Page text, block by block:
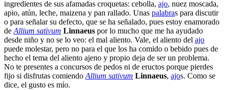
ingredientes de sus afamadas croquetas: cebolla, ajo, nuez moscada,
apio, atún, leche, maizena y pan rallado. Unas palabras para discutir
o para señalar su defecto, que se ha señalado, pues estoy enamorado
de Allium sativum Linnaeus por lo mucho que me ha ayudado
desde niño y no se lo veo: el mal aliento. Vale, el aliento del ajo
puede molestar, pero no para el que los ha comido o bebido pues de
hecho el tema del aliento ajeno y propio deja de ser un problema.
No te presentes a concursos de pedos ni de eructos porque pierdes
fijo si disfrutas comiendo Allium sativum Linnaeus, ajos. Como se
dice, el gusto es mío.